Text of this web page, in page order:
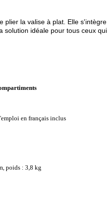
plier la valise à plat. Elle
idéale pour tous ceux
en français inclus
poids : 3,8 kg